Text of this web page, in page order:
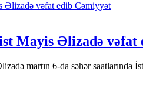
Cəmiyyət
Mayis Əlizadə vəfat
martın 6-da səhər